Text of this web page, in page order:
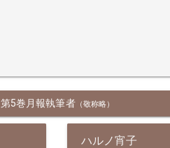
第5巻月報執筆者（敬称略）
ハルノ宵子